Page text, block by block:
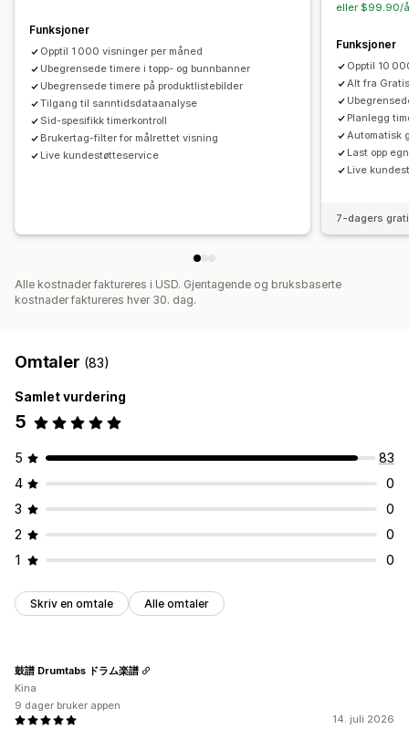
Tidtakertype
Daglige tilbud
Lynsalg
Tidsbegrenset kampanje
Utløpsdato Spesiell hendelse Forhåndsbestilling
Produktlansering Butikkens kasse
Butikklansering
Lenker og knapper
Tilpasset CSS Emojier Flere språk
Mobilresponsiv
Planlegging Geo-målretting Kampanjemålretting
Atferdsmålretting
Analyser og rapportering
A/B-testing Atferdssporing
Ytelsessporing
Kundesegmenter
Funksjoner
Opptil 1 000 visninger per måned
Ubegrensede timere i topp- og bunnbanner
Ubegrensede timere på produktlistebilder
Tilgang til sanntidsdataanalyse
Sid-spesifikk timerkontroll
Brukertag-filter for målrettet visning
Live kundestøtteservice
eller $99.90/
Funksjoner
Opptil 10
Alt fra
Planlegg
Automatisk
Last opp
Live
7-dagers
Alle kostnader faktureres i USD. Gjentagende og bruksbaserte
kostnader faktureres hver 30. dag.
Omtaler (83)
Samlet vurdering
5
5
83
4
0
3
0
2
0
1
0
Skriv en omtale Alle omtaler
14. juli 2026
鼓譜 Drumtabs ドラム楽譜
Kina
9 dager bruker appen